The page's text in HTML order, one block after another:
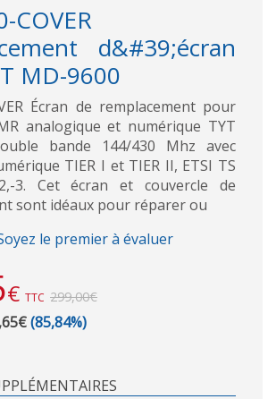
COVER
d&#39;écran
MD-9600
Écran de remplacement pour
analogique et numérique TYT
bande 144/430 Mhz avec
TIER I et TIER II, ETSI TS
3. Cet écran et couvercle de
sont idéaux pour réparer ou
le premier à évaluer
€ TTC 299,00€
(85,84%)